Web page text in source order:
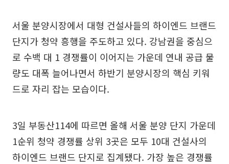
서울 분양시장에서 대형 건설사들의 하이엔드 브랜드
단지가 청약 흥행을 주도하고 있다. 강남권을 중심으
로 수백 대 1 경쟁률이 이어지는 가운데 연내 공급 물
량도 대폭 늘어나면서 하반기 분양시장의 핵심 키워
드로 자리 잡는 모습이다.
3일 부동산114에 따르면 올해 서울 분양 단지 가운데
1순위 청약 경쟁률 상위 3곳은 모두 10대 건설사의
하이엔드 브랜드 단지로 집계됐다. 가장 높은 경쟁률